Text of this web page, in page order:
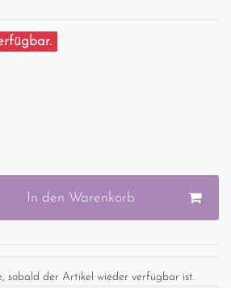
In den Warenkorb
sobald der Artikel wieder verfügbar ist.